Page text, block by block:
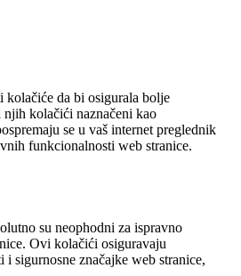
kolačiće da bi osigurala bolje
kolačići naznačeni kao
se u vaš internet preglednik
funkcionalnosti web stranice.
su neophodni za ispravno
Ovi kolačići osiguravaju
sigurnosne značajke web stranice,